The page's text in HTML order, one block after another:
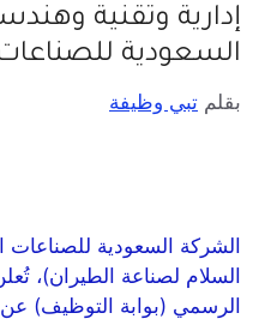
إدارية وتقنية
السعودية
بقلم تبي وظيفة
الشركة السعودية
السلام لصناعة الطيران)،
الرسمي (بوابة التوظيف)